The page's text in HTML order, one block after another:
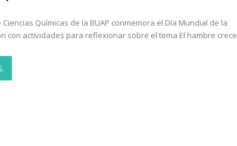
Ciencias Químicas de la BUAP conmemora el Día Mundial de la
con actividades para reflexionar sobre el tema El hambre crece